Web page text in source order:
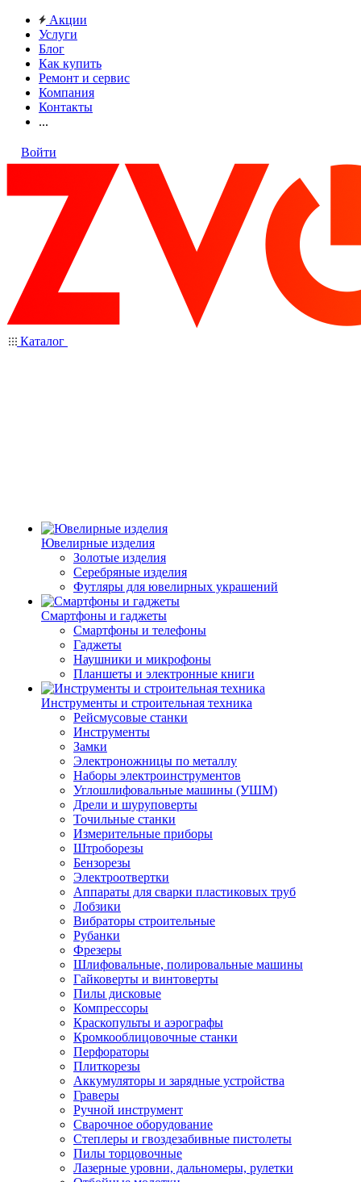
Акции
Услуги
Блог
Как купить
Ремонт и сервис
Компания
Контакты
...
Войти
Каталог
Ювелирные изделия
Золотые изделия
Серебряные изделия
Футляры для ювелирных украшений
Смартфоны и гаджеты
Смартфоны и телефоны
Гаджеты
Наушники и микрофоны
Планшеты и электронные книги
Инструменты и строительная техника
Рейсмусовые станки
Инструменты
Замки
Электроножницы по металлу
Наборы электроинструментов
Углошлифовальные машины (УШМ)
Дрели и шуруповерты
Точильные станки
Измерительные приборы
Штроборезы
Бензорезы
Электроотвертки
Аппараты для сварки пластиковых труб
Лобзики
Вибраторы строительные
Рубанки
Фрезеры
Шлифовальные, полировальные машины
Гайковерты и винтоверты
Пилы дисковые
Компрессоры
Краскопульты и аэрографы
Кромкооблицовочные станки
Перфораторы
Плиткорезы
Аккумуляторы и зарядные устройства
Граверы
Ручной инструмент
Сварочное оборудование
Степлеры и гвоздезабивные пистолеты
Пилы торцовочные
Лазерные уровни, дальномеры, рулетки